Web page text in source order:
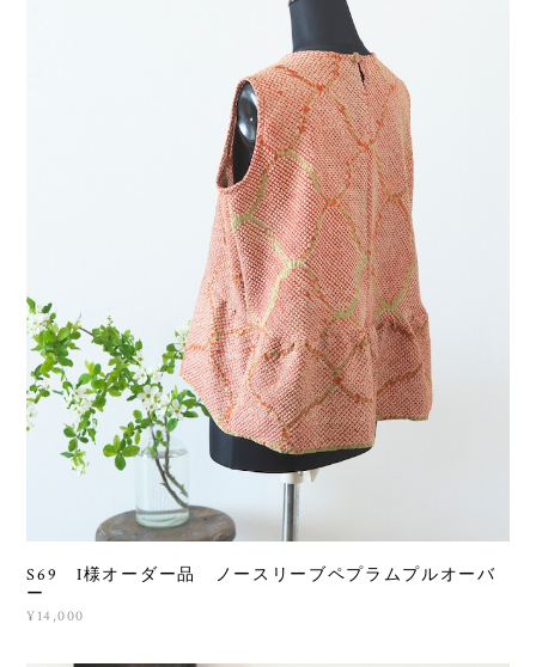
S69 I様オーダー品 ノースリーブペプラムプルオーバ
ー
¥14,000